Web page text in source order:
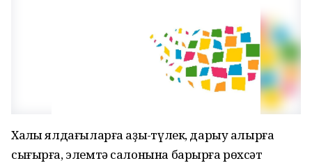
Хаҡлы ялдағыларға аҙыҡ-түлек, дарыу алырға
сығырға, элемтә салонына барырға рөхсәт